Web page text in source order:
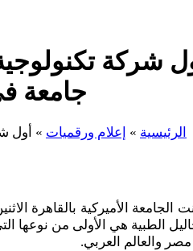
شركة
جامعة
الرئيسية » إعلام ورقميات » أول
الجامعة الأميركية بالقاهرة
الطبية هي الأولى من نوعها
والعالم العربي.